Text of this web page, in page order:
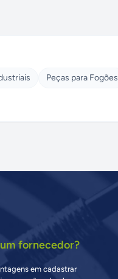
Peças para Fogões
fornecedor?
em cadastrar